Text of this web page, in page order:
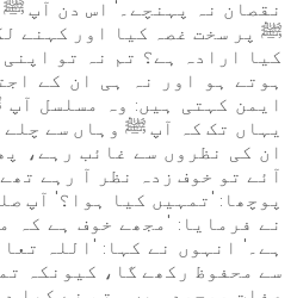
نقصان نہ پہنچے۔' اس دن آپ
ﷺ پر سخت غصہ کیا اور کہنے
کیا ارادہ ہے؟ تم نہ تو
ہوتے ہو اور نہ ہی ان کے
ایمن کہتی ہیں: وہ مسلسل
یہاں تک کہ آپ ﷺ وہاں سے
ان کی نظروں سے غائب رہے،
آئے تو خوف زدہ نظر آ رہے
پوچھا: 'تمہیں کیا ہوا؟' آپ
نے فرمایا: 'مجھے خوف ہے کہ
ہے۔' انہوں نے کہا: 'اللہ
سے محفوظ رکھے گا، کیونکہ